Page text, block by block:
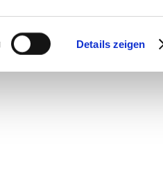
Details zeigen